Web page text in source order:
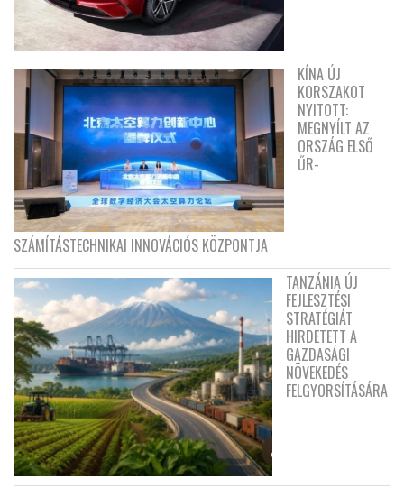
KÍNA ÚJ
KORSZAKOT
NYITOTT:
MEGNYÍLT AZ
ORSZÁG ELSŐ
ŰR-
SZÁMÍTÁSTECHNIKAI INNOVÁCIÓS KÖZPONTJA
TANZÁNIA ÚJ
FEJLESZTÉSI
STRATÉGIÁT
HIRDETETT A
GAZDASÁGI
NÖVEKEDÉS
FELGYORSÍTÁSÁRA